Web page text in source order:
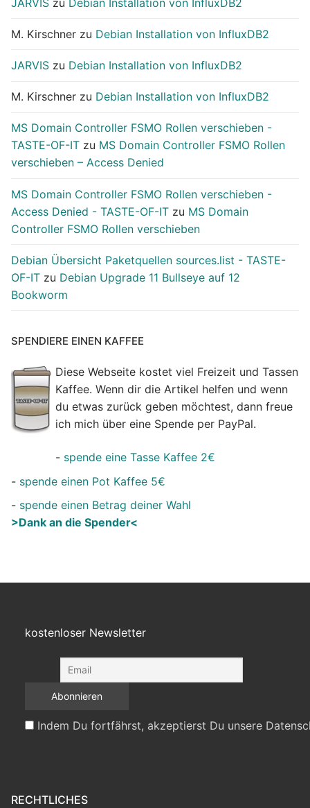
M. Kirschner zu Debian Installation von InfluxDB2
JARVIS zu Debian Installation von InfluxDB2
M. Kirschner zu Debian Installation von InfluxDB2
MS Domain Controller FSMO Rollen verschieben -
TASTE-OF-IT zu MS Domain Controller FSMO Rollen
verschieben – Access Denied
MS Domain Controller FSMO Rollen verschieben -
Access Denied - TASTE-OF-IT zu MS Domain
Controller FSMO Rollen verschieben
Debian Übersicht Paketquellen sources.list - TASTE-
OF-IT zu Debian Upgrade 11 Bullseye auf 12
Bookworm
SPENDIERE EINEN KAFFEE
Diese Webseite kostet viel Freizeit und Tassen
Kaffee. Wenn dir die Artikel helfen und wenn
du etwas zurück geben möchtest, dann freue
ich mich über eine Spende per PayPal.
- spende eine Tasse Kaffee 2€
- spende einen Pot Kaffee 5€
- spende einen Betrag deiner Wahl
>Dank an die Spender<
kostenloser Newsletter
Indem Du fortfährst, akzeptierst Du unsere
RECHTLICHES